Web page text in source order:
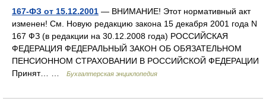
167-ФЗ от 15.12.2001 — ВНИМАНИЕ! Этот нормативный акт
изменен! См. Новую редакцию закона 15 декабря 2001 года N
167 ФЗ (в редакции на 30.12.2008 года) РОССИЙСКАЯ
ФЕДЕРАЦИЯ ФЕДЕРАЛЬНЫЙ ЗАКОН ОБ ОБЯЗАТЕЛЬНОМ
ПЕНСИОННОМ СТРАХОВАНИИ В РОССИЙСКОЙ ФЕДЕРАЦИИ
Принят… …
Бухгалтерская энциклопедия